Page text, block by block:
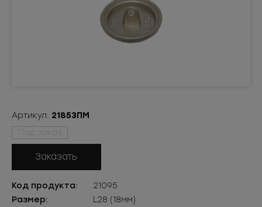
Артикул: 21853ПМ
Под заказ
Заказать
Код продукта:
21095
Размер:
L28 (18мм)